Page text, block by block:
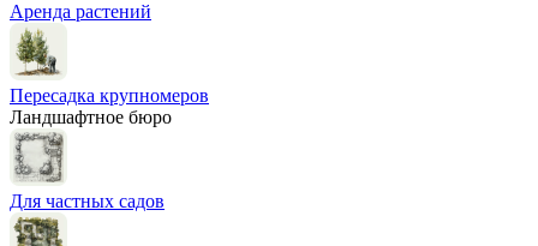
Аренда растений
Пересадка крупномеров
Ландшафтное бюро
Для частных садов